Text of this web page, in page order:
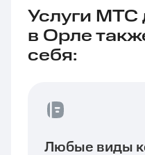
Услуги МТС
в Орле
себя:
Любые виды